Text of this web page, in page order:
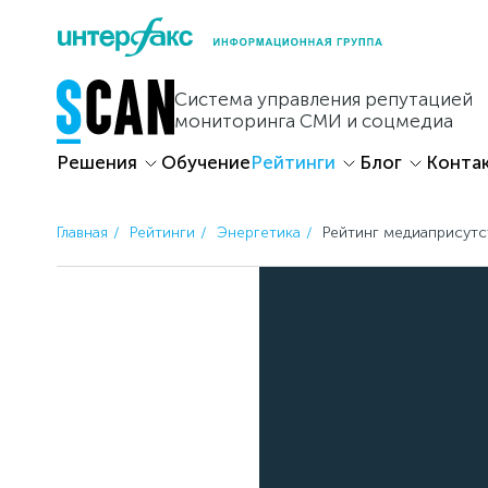
content
Система управления репутацией
мониторинга СМИ и соцмедиа
Решения
ОбучениеРейтинги Блог
Главная Рейтинги Энергетика Рейтинг